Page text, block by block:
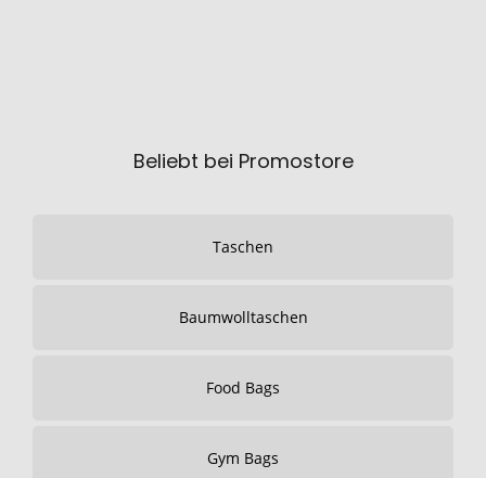
Beliebt bei Promostore
Taschen
Baumwolltaschen
Food Bags
Gym Bags